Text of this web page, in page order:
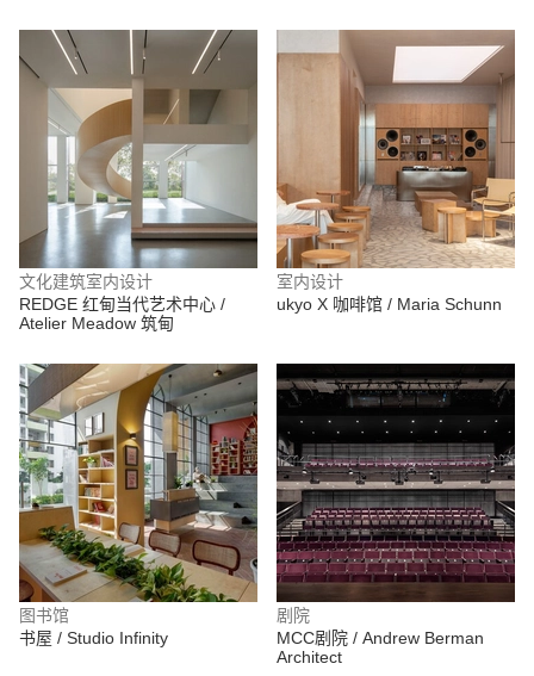
文化建筑室内设计
REDGE 红甸当代艺术中心 /
Atelier Meadow 筑甸
室内设计
ukyo X 咖啡馆 / Maria Schunn
图书馆
书屋 / Studio Infinity
剧院
MCC剧院 / Andrew Berman
Architect